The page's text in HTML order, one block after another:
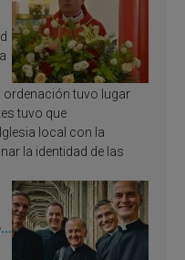
ordenación tuvo lugar
tuvo que
local con la
la identidad de las